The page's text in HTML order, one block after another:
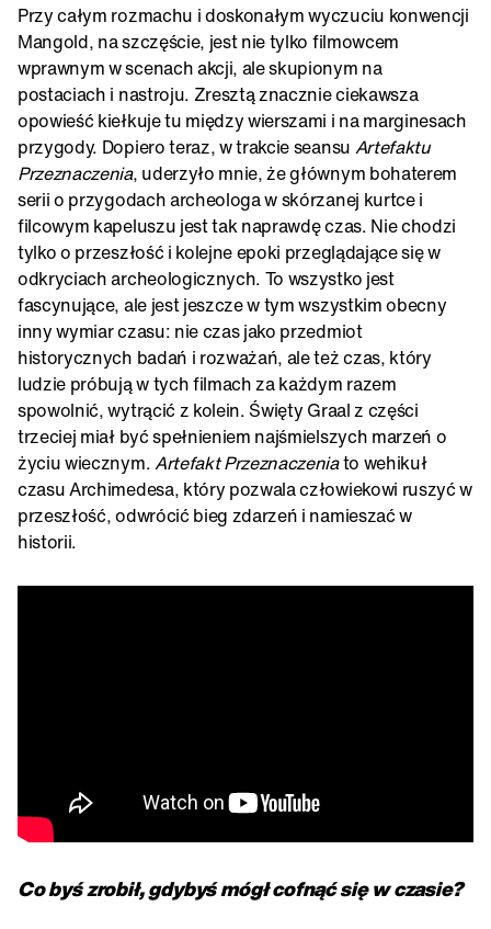
Przy całym rozmachu i doskonałym wyczuciu konwencji
Mangold, na szczęście, jest nie tylko filmowcem
wprawnym w scenach akcji, ale skupionym na
postaciach i nastroju. Zresztą znacznie ciekawsza
opowieść kiełkuje tu między wierszami i na marginesach
przygody. Dopiero teraz, w trakcie seansu Artefaktu
Przeznaczenia, uderzyło mnie, że głównym bohaterem
serii o przygodach archeologa w skórzanej kurtce i
filcowym kapeluszu jest tak naprawdę czas. Nie chodzi
tylko o przeszłość i kolejne epoki przeglądające się w
odkryciach archeologicznych. To wszystko jest
fascynujące, ale jest jeszcze w tym wszystkim obecny
inny wymiar czasu: nie czas jako przedmiot
historycznych badań i rozważań, ale też czas, który
ludzie próbują w tych filmach za każdym razem
spowolnić, wytrącić z kolein. Święty Graal z części
trzeciej miał być spełnieniem najśmielszych marzeń o
życiu wiecznym.Artefakt Przeznaczeniato wehikuł
czasu Archimedesa, który pozwala człowiekowi ruszyć w
przeszłość, odwrócić bieg zdarzeń i namieszać w
historii.
Co byś zrobił, gdybyś mógł cofnąć się w czasie?